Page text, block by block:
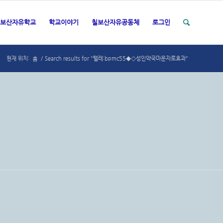
산자유학교 학교이야기 칠보산자유공동체 로그인
현재 위치: 홈 / Search results for "텔레:bpmc55◆◇성인약국마운자로효과"